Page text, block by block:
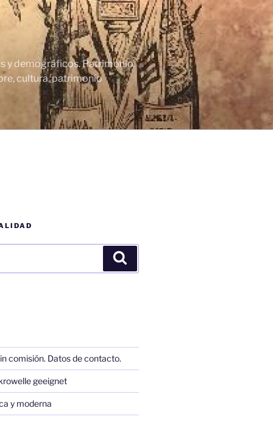
y demográficos. Patrimonio
cultura, patrimonio
comisión. Datos de contacto.
geeignet
y moderna